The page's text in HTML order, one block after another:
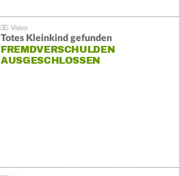
Totes Kleinkind gefunden
FREMDVERSCHULDEN
AUSGESCHLOSSEN